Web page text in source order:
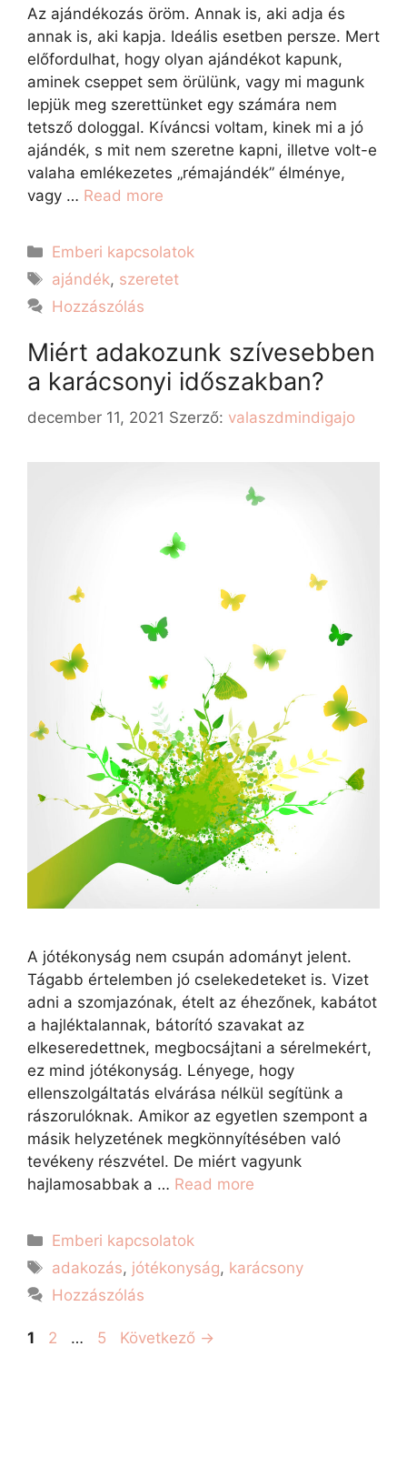
Az ajándékozás öröm. Annak is, aki adja és
annak is, aki kapja. Ideális esetben persze. Mert
előfordulhat, hogy olyan ajándékot kapunk,
aminek cseppet sem örülünk, vagy mi magunk
lepjük meg szerettünket egy számára nem
tetsző dologgal. Kíváncsi voltam, kinek mi a jó
ajándék, s mit nem szeretne kapni, illetve volt-e
valaha emlékezetes „rémajándék” élménye,
vagy … Read more
Emberi kapcsolatok
ajándék, szeretet
Hozzászólás
Miért adakozunk szívesebben
a karácsonyi időszakban?
december 11, 2021 Szerző: valaszdmindigajo
A jótékonyság nem csupán adományt jelent.
Tágabb értelemben jó cselekedeteket is. Vizet
adni a szomjazónak, ételt az éhezőnek, kabátot
a hajléktalannak, bátorító szavakat az
elkeseredettnek, megbocsájtani a sérelmekért,
ez mind jótékonyság. Lényege, hogy
ellenszolgáltatás elvárása nélkül segítünk a
rászorulóknak. Amikor az egyetlen szempont a
másik helyzetének megkönnyítésében való
tevékeny részvétel. De miért vagyunk
hajlamosabbak a … Read more
Emberi kapcsolatok
adakozás, jótékonyság, karácsony
Hozzászólás
1 2 … 5 Következő →